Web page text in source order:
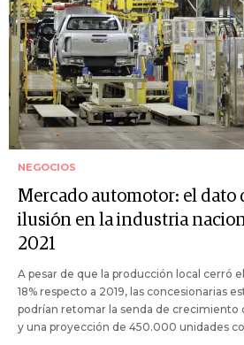
NEGOCIOS
Mercado automotor: el dato
ilusión en la industria
2021
A pesar de que la producción local cerró
18% respecto a 2019, las concesionarias
podrían retomar la senda de crecimiento
y una proyección de 450.000 unidades